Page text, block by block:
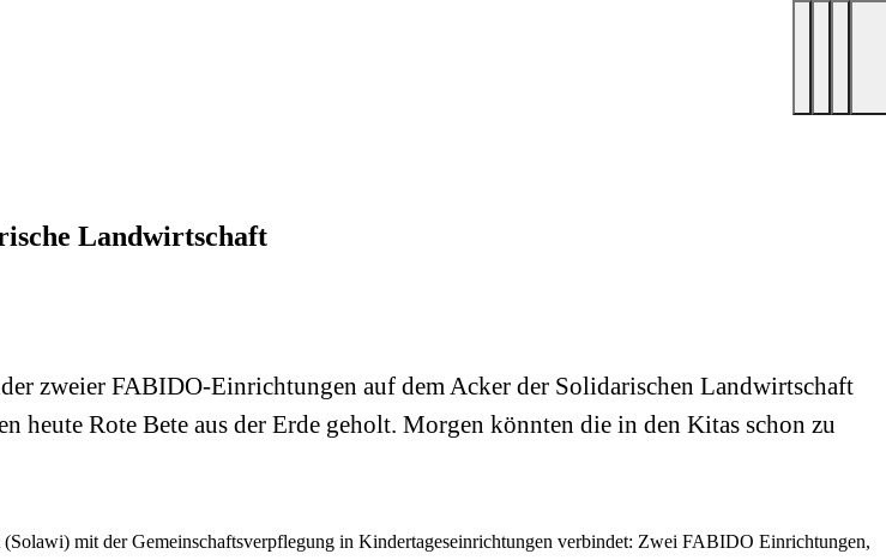
Landwirtschaft
zweier FABIDO-Einrichtungen auf dem Acker der Solidarischen Landwirtschaft
Rote Bete aus der Erde geholt. Morgen könnten die in den Kitas schon zu
mit der Gemeinschaftsverpflegung in Kindertageseinrichtungen verbindet: Zwei FABIDO Einrichtungen,